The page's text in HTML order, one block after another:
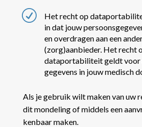
R
Het recht op
in dat jouw
en overdragen aan een
(zorg)aanbieder. Het recht
dataportabiliteit geldt voor
gegevens in jouw medisch
Als je gebruik wilt maken van uw
dit mondeling of middels een
kenbaar maken.